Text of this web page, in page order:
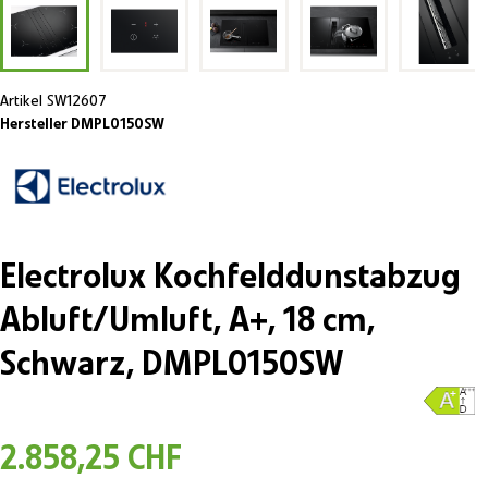
Artikel SW12607
Hersteller DMPL0150SW
Electrolux Kochfelddunstabzug
Abluft/Umluft, A+, 18 cm,
Schwarz, DMPL0150SW
2.858,25 CHF